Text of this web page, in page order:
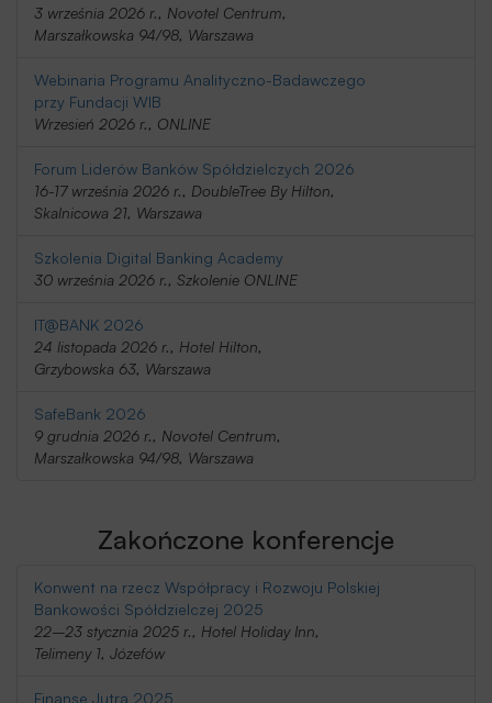
3 września 2026 r., Novotel Centrum,
Marszałkowska 94/98, Warszawa
Webinaria Programu Analityczno-Badawczego
przy Fundacji WIB
Wrzesień 2026 r., ONLINE
Forum Liderów Banków Spółdzielczych 2026
16-17 września 2026 r., DoubleTree By Hilton,
Skalnicowa 21, Warszawa
Szkolenia Digital Banking Academy
30 września 2026 r., Szkolenie ONLINE
IT@BANK 2026
24 listopada 2026 r., Hotel Hilton,
Grzybowska 63, Warszawa
SafeBank 2026
9 grudnia 2026 r., Novotel Centrum,
Marszałkowska 94/98, Warszawa
Zakończone konferencje
Konwent na rzecz Współpracy i Rozwoju Polskiej
Bankowości Spółdzielczej 2025
22–23 stycznia 2025 r., Hotel Holiday Inn,
Telimeny 1, Józefów
Finanse Jutra 2025